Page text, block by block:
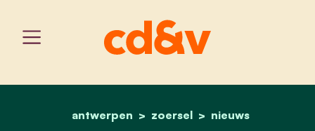
home
antwerpen zoersel nieuws
nu ook deelwagens in